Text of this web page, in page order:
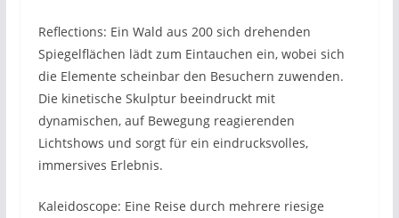
Reflections: Ein Wald aus 200 sich drehenden
Spiegelflächen lädt zum Eintauchen ein, wobei sich
die Elemente scheinbar den Besuchern zuwenden.
Die kinetische Skulptur beeindruckt mit
dynamischen, auf Bewegung reagierenden
Lichtshows und sorgt für ein eindrucksvolles,
immersives Erlebnis.
Kaleidoscope: Eine Reise durch mehrere riesige